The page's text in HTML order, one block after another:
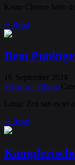
Keine Chance hatte
➞ Read
Dem
16 September
2024
Sebastian Pflaum
Lange Zeit sah es so
➞ Read